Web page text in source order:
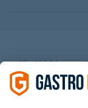
Alle Abbildungen
können
² Unverbindl.